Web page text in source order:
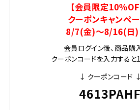
【会員限定10％
クーポンキャンペー
8/7(金)～8/16(日)
会員ログイン後、商品購
クーポンコードを入力すると
↓ クーポンコード ↓
4613PAHF